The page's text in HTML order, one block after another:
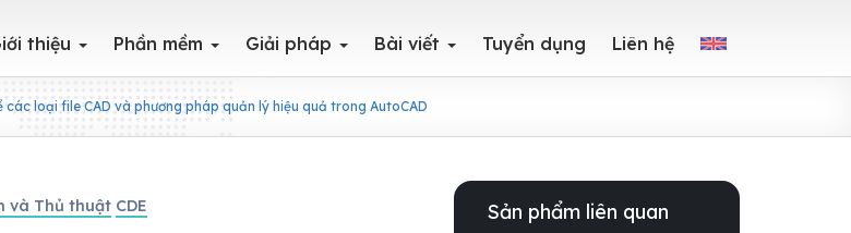
thiệu Phần mềm Giải pháp Bài viết Tuyển dụng Liên hệ
các loại file CAD và phương pháp quản lý hiệu quả trong AutoCAD
và Thủ thuật CDE Sản phẩm liên quan